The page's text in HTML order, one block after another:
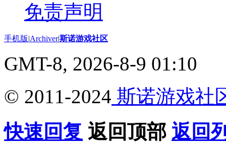
免责声明
手机版|Archiver|斯诺游戏社区
GMT-8, 2026-8-9 01:10
© 2011-2024 斯诺游戏社
快速回复 返回顶部 返回